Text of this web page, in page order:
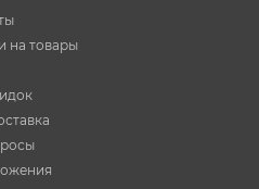
на товары